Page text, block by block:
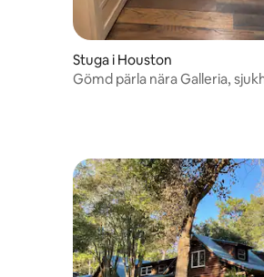
Stuga i Houston
Gömd pärla nära Galleria,